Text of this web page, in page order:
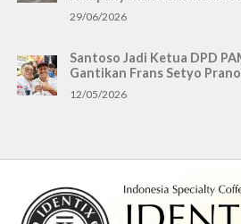
29/06/2026
Santoso Jadi Ketua DPD
Gantikan Frans Setyo
12/05/2026